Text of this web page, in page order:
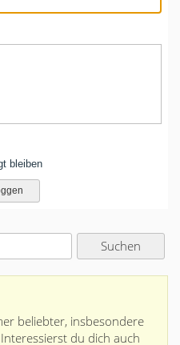
bleiben
beliebter, insbesondere
du dich auch